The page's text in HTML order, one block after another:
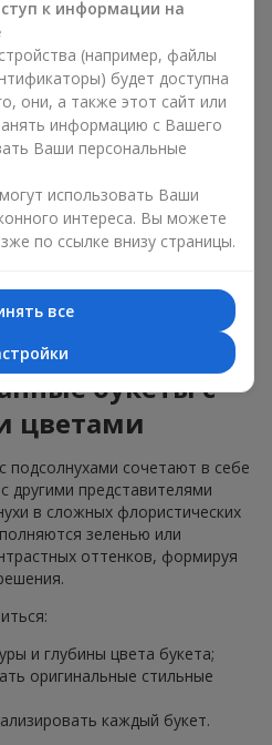
розами;
нежной зелени.
— сезонные цветы,
в период цветения.
букет с
подчёркивает
гамму яркого цветка.
летние композиции,
событий, так и
на каждый день.
букеты с
цветами
подсолнухами сочетают в себе
другими представителями
в сложных флористических
зеленью или
оттенков, формируя
и глубины цвета букета;
оригинальные стильные
каждый букет.
к информации на
(например, файлы
будет доступна
они, а также этот сайт или
информацию с Вашего
Ваши персональные
использовать Ваши
интереса. Вы можете
по ссылке внизу страницы.
все